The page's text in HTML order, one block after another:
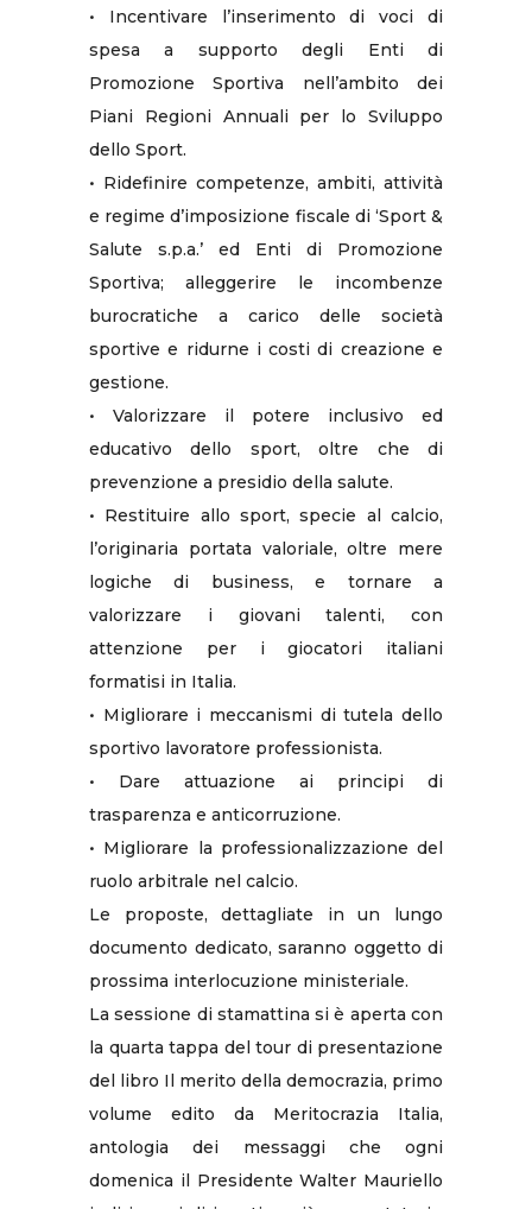
• Incentivare l’inserimento di voci di
spesa a supporto degli Enti di
Promozione Sportiva nell’ambito dei
Piani Regioni Annuali per lo Sviluppo
dello Sport.
• Ridefinire competenze, ambiti, attività
e regime d’imposizione fiscale di ‘Sport &
Salute s.p.a.’ ed Enti di Promozione
Sportiva; alleggerire le incombenze
burocratiche a carico delle società
sportive e ridurne i costi di creazione e
gestione.
• Valorizzare il potere inclusivo ed
educativo dello sport, oltre che di
prevenzione a presidio della salute.
• Restituire allo sport, specie al calcio,
l’originaria portata valoriale, oltre mere
logiche di business, e tornare a
valorizzare i giovani talenti, con
attenzione per i giocatori italiani
formatisi in Italia.
• Migliorare i meccanismi di tutela dello
sportivo lavoratore professionista.
• Dare attuazione ai principi di
trasparenza e anticorruzione.
• Migliorare la professionalizzazione del
ruolo arbitrale nel calcio.
Le proposte, dettagliate in un lungo
documento dedicato, saranno oggetto di
prossima interlocuzione ministeriale.
La sessione di stamattina si è aperta con
la quarta tappa del tour di presentazione
del libro Il merito della democrazia, primo
volume edito da Meritocrazia Italia,
antologia dei messaggi che ogni
domenica il Presidente Walter Mauriello